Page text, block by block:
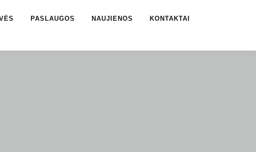
PASLAUGOS NAUJIENOS KONTAKTAI